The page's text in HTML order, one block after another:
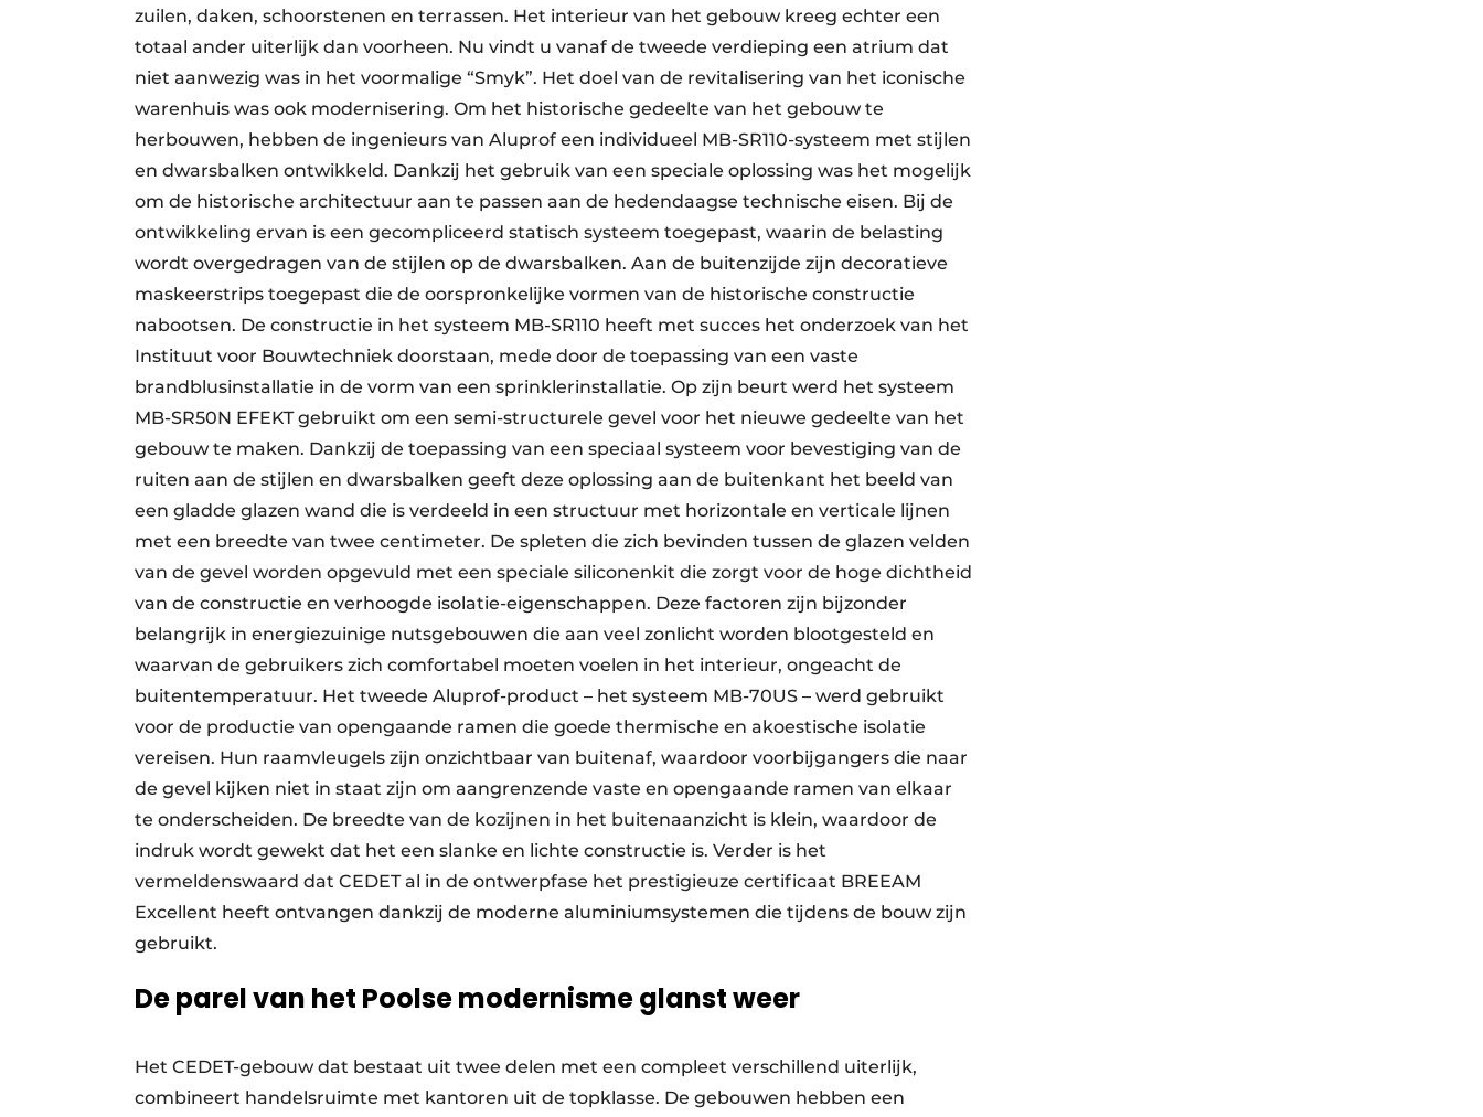
zuilen, daken, schoorstenen en terrassen. Het interieur van het gebouw kreeg echter een
totaal ander uiterlijk dan voorheen. Nu vindt u vanaf de tweede verdieping een atrium dat
niet aanwezig was in het voormalige “Smyk”. Het doel van de revitalisering van het iconische
warenhuis was ook modernisering. Om het historische gedeelte van het gebouw te
herbouwen, hebben de ingenieurs van Aluprof een individueel MB-SR110-systeem met stijlen
en dwarsbalken ontwikkeld. Dankzij het gebruik van een speciale oplossing was het mogelijk
om de historische architectuur aan te passen aan de hedendaagse technische eisen. Bij de
ontwikkeling ervan is een gecompliceerd statisch systeem toegepast, waarin de belasting
wordt overgedragen van de stijlen op de dwarsbalken. Aan de buitenzijde zijn decoratieve
maskeerstrips toegepast die de oorspronkelijke vormen van de historische constructie
nabootsen. De constructie in het systeem MB-SR110 heeft met succes het onderzoek van het
Instituut voor Bouwtechniek doorstaan, mede door de toepassing van een vaste
brandblusinstallatie in de vorm van een sprinklerinstallatie. Op zijn beurt werd het systeem
MB-SR50N EFEKT gebruikt om een semi-structurele gevel voor het nieuwe gedeelte van het
gebouw te maken. Dankzij de toepassing van een speciaal systeem voor bevestiging van de
ruiten aan de stijlen en dwarsbalken geeft deze oplossing aan de buitenkant het beeld van
een gladde glazen wand die is verdeeld in een structuur met horizontale en verticale lijnen
met een breedte van twee centimeter. De spleten die zich bevinden tussen de glazen velden
van de gevel worden opgevuld met een speciale siliconenkit die zorgt voor de hoge dichtheid
van de constructie en verhoogde isolatie-eigenschappen. Deze factoren zijn bijzonder
belangrijk in energiezuinige nutsgebouwen die aan veel zonlicht worden blootgesteld en
waarvan de gebruikers zich comfortabel moeten voelen in het interieur, ongeacht de
buitentemperatuur. Het tweede Aluprof-product – het systeem MB-70US – werd gebruikt
voor de productie van opengaande ramen die goede thermische en akoestische isolatie
vereisen. Hun raamvleugels zijn onzichtbaar van buitenaf, waardoor voorbijgangers die naar
de gevel kijken niet in staat zijn om aangrenzende vaste en opengaande ramen van elkaar
te onderscheiden. De breedte van de kozijnen in het buitenaanzicht is klein, waardoor de
indruk wordt gewekt dat het een slanke en lichte constructie is. Verder is het
vermeldenswaard dat CEDET al in de ontwerpfase het prestigieuze certificaat BREEAM
Excellent heeft ontvangen dankzij de moderne aluminiumsystemen die tijdens de bouw zijn
gebruikt.
De parel van het Poolse modernisme glanst weer
Het CEDET-gebouw dat bestaat uit twee delen met een compleet verschillend uiterlijk,
combineert handelsruimte met kantoren uit de topklasse. De gebouwen hebben een